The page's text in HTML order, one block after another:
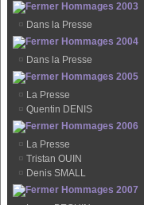
Hommages 2003
¤ Dans la Presse
Hommages 2004
¤ Dans la Presse
Hommages 2005
¤ La Presse
¤ Quentin DENIS
Hommages 2006
¤ La Presse
¤ Tristan OUIN
¤ Denis SMALL
Hommages 2007